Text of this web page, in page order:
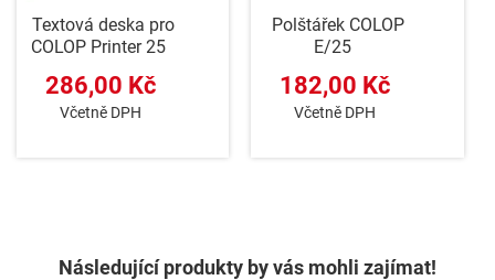
Textová deska pro
COLOP Printer 25
286,00 Kč
Včetně DPH
Polštářek COLOP
E/25
182,00 Kč
Včetně DPH
Následující produkty by vás mohli zajímat!